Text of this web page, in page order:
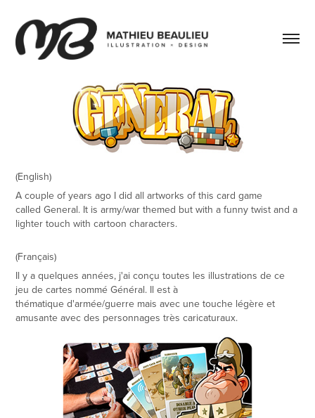
(English)​​​​​​​
A couple of years ago I did all artworks of this card game
calledGeneral. It is army/war themed but with a funny twist and a
lighter touch with cartoon characters.
(Français)​​​​​​​
Il y a quelques années, j'ai conçu toutes les illustrations de ce
jeu de cartes nomméGénéral. Il est à
thématique d'armée/guerre mais avec une touche légère et
amusante avec des personnages très caricaturaux.